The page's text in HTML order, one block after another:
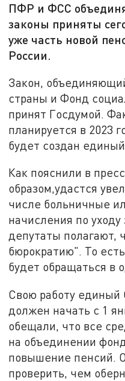
ПФР и ФСС
законы приняты
уже часть новой
России.
Закон,
страны и Фонд
принят Госдумой.
планируется в 2023
будет создан
Как пояснили в
образом,удастся
числе больничные
начисления по
депутаты полагают,
бюрократию". То
будет обращаться в
Свою работу
должен начать с 1
обещали, что все
на объединении
повышение пенсий.
проверить, чем